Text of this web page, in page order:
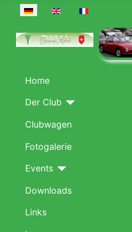
Sprache auswählen
Home
Der Club
Clubwagen
Fotogalerie
Events
Downloads
Links